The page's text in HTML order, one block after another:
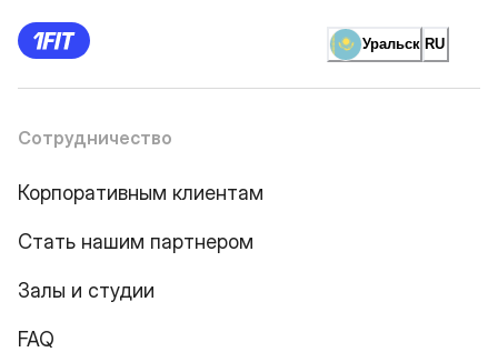
Уральск RU
Сотрудничество
Корпоративным клиентам
Стать нашим партнером
Залы и студии
FAQ